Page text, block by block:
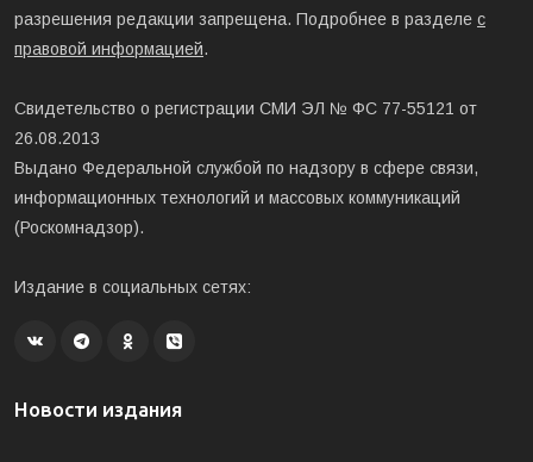
разрешения редакции запрещена. Подробнее в разделе с
правовой информацией.
Свидетельство о регистрации СМИ ЭЛ № ФС 77-55121 от
26.08.2013
Выдано Федеральной службой по надзору в сфере связи,
информационных технологий и массовых коммуникаций
(Роскомнадзор).
Издание в социальных сетях:
Новости издания